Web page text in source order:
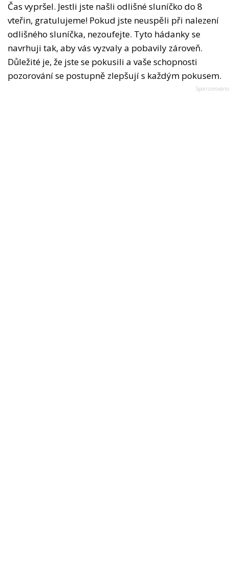
Čas vypršel. Jestli jste našli odlišné sluníčko do 8
vteřin, gratulujeme! Pokud jste neuspěli při nalezení
odlišného sluníčka, nezoufejte. Tyto hádanky se
navrhuji tak, aby vás vyzvaly a pobavily zároveň.
Důležité je, že jste se pokusili a vaše schopnosti
pozorování se postupně zlepšují s každým pokusem.